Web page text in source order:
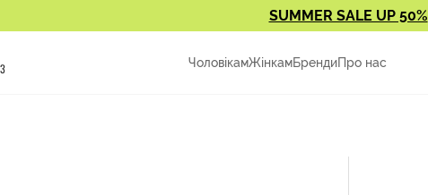
SUMMER SALE UP 50%
ЧоловікамЖінкамБрендиПро нас